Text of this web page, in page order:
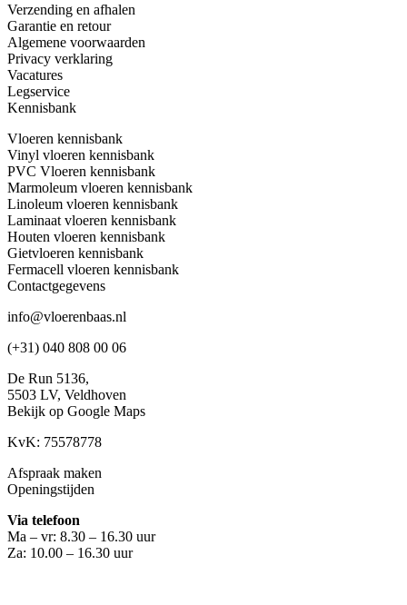
Verzending en afhalen
Garantie en retour
Algemene voorwaarden
Privacy verklaring
Vacatures
Legservice
Kennisbank
Vloeren kennisbank
Vinyl vloeren kennisbank
PVC Vloeren kennisbank
Marmoleum vloeren kennisbank
Linoleum vloeren kennisbank
Laminaat vloeren kennisbank
Houten vloeren kennisbank
Gietvloeren kennisbank
Fermacell vloeren kennisbank
Contactgegevens
info@vloerenbaas.nl
(+31) 040 808 00 06
De Run 5136,
5503 LV, Veldhoven
Bekijk op Google Maps
KvK: 75578778
Afspraak maken
Openingstijden
Via telefoon
Ma – vr: 8.30 – 16.30 uur
Za: 10.00 – 16.30 uur